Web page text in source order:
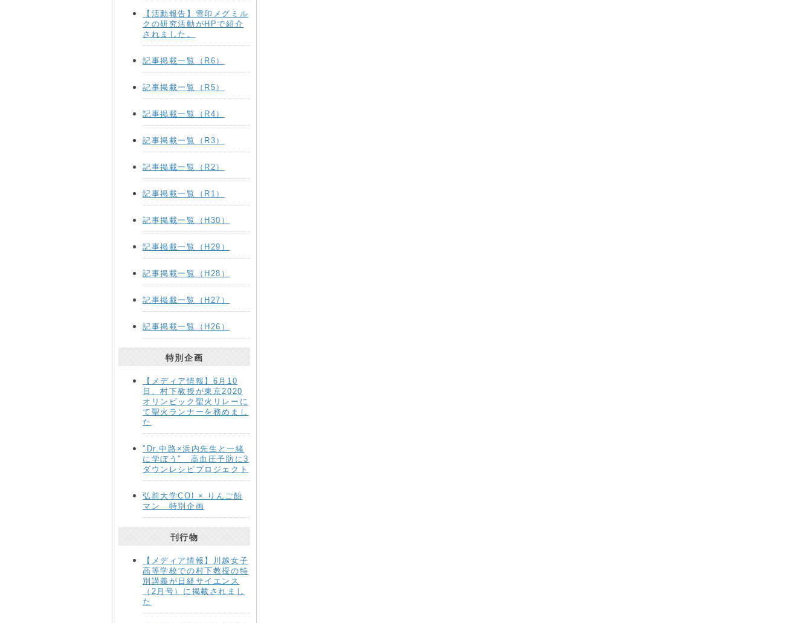
【活動報告】雪印メグミル
クの研究活動がHPで紹介
されました。
記事掲載一覧（R6）
記事掲載一覧（R5）
記事掲載一覧（R4）
記事掲載一覧（R3）
記事掲載一覧（R2）
記事掲載一覧（R1）
記事掲載一覧（H30）
記事掲載一覧（H29）
記事掲載一覧（H28）
記事掲載一覧（H27）
記事掲載一覧（H26）
特別企画
【メディア情報】6月10
日、村下教授が東京2020
オリンピック聖火リレーに
て聖火ランナーを務めまし
た
″Dr.中路×浜内先生と一緒
に学ぼう″ 高血圧予防に3
ダウンレシピプロジェクト
弘前大学COI × りんご飴
マン 特別企画
刊行物
【メディア情報】川越女子
高等学校での村下教授の特
別講義が日経サイエンス
（2月号）に掲載されまし
た